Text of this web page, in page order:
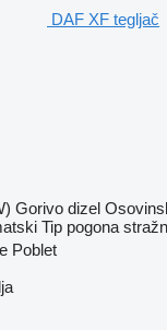
DAF XF tegljač
Gorivo dizel
Tip pogona
Poblet